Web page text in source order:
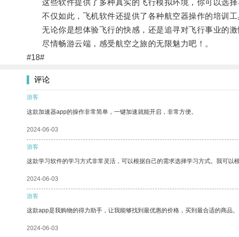
这些软件提供了多种真实的飞行模拟环境，你可以选择
不仅如此，飞机软件还提供了各种航空器操作的培训工
无论你是想体验飞行的快感，还是追寻对飞行事业的激
尽情畅游云端，感受航空之旅的无限魅力吧！。
#18#
评论
游客
这款加速器app的操作非常简单，一键加速就能开启，非常方便。
2024-06-03
游客
这款学习软件的学习方式非常灵活，可以根据自己的需求选择学习方式。我可以
2024-06-03
游客
这款app是我购物的得力助手，让我能够找到最优惠的价格，买到最合适的商品。
2024-06-03